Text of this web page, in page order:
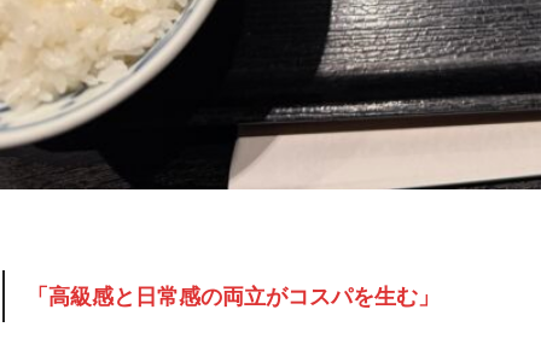
「高級感と日常感の両立がコスパを生む」